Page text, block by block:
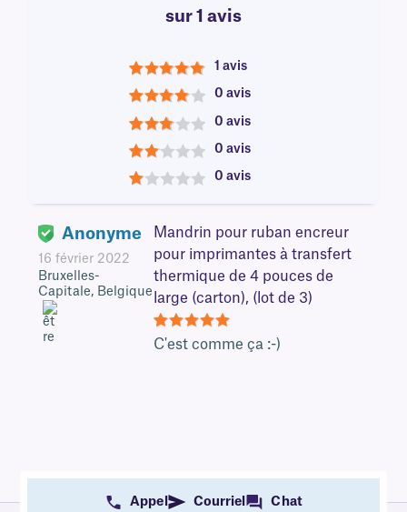
sur 1 avis
5
1 avis
4
0 avis
3
0 avis
2
0 avis
0 avis
Anonyme
16 février 2022
Bruxelles-
Capitale, Belgique
Mandrin pour ruban encreur
pour imprimantes à transfert
thermique de 4 pouces de
large (carton), (lot de 3)
5
C'est comme ça :-)
Appel Courriel Chat